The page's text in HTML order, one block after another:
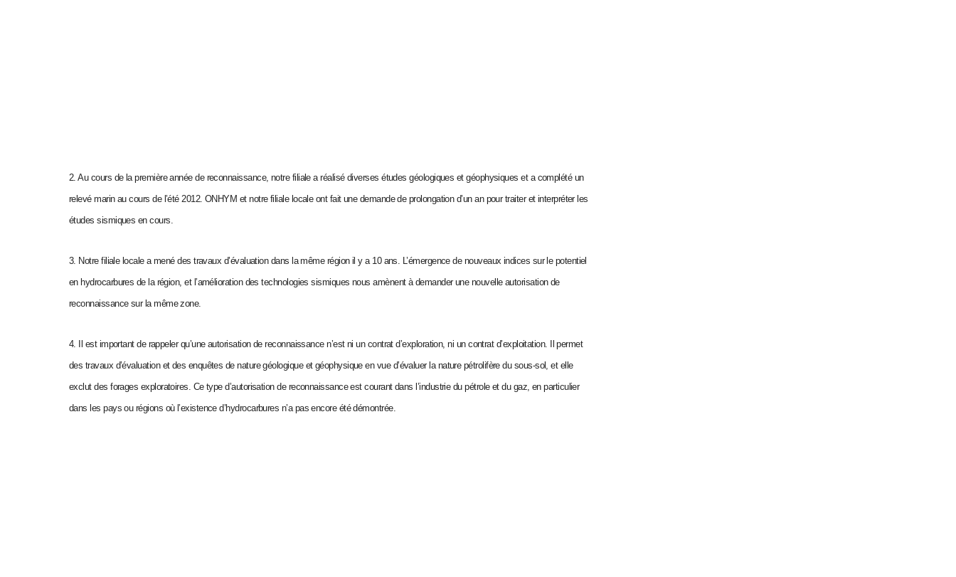
2. Au cours de la première année de reconnaissance, notre filiale a réalisé diverses études géologiques et géophysiques et a complété un
relevé marin au cours de l’été 2012. ONHYM et notre filiale locale ont fait une demande de prolongation d’un an pour traiter et interpréter les
études sismiques en cours.
3. Notre filiale locale a mené des travaux d’évaluation dans la même région il y a 10 ans. L’émergence de nouveaux indices sur le potentiel
en hydrocarbures de la région, et l’amélioration des technologies sismiques nous amènent à demander une nouvelle autorisation de
reconnaissance sur la même zone.
4. Il est important de rappeler qu’une autorisation de reconnaissance n’est ni un contrat d’exploration, ni un contrat d’exploitation. Il permet
des travaux d’évaluation et des enquêtes de nature géologique et géophysique en vue d’évaluer la nature pétrolifère du sous-sol, et elle
exclut des forages exploratoires. Ce type d’autorisation de reconnaissance est courant dans l’industrie du pétrole et du gaz, en particulier
dans les pays ou régions où l’existence d’hydrocarbures n’a pas encore été démontrée.